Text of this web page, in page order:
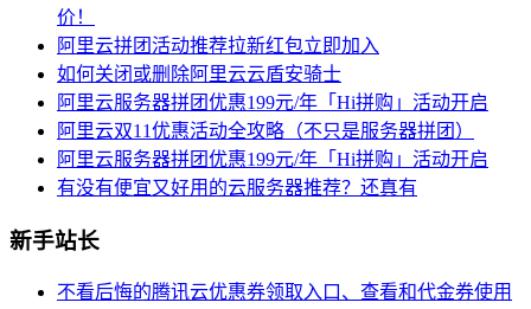
价！
阿里云拼团活动推荐拉新红包立即加入
如何关闭或删除阿里云云盾安骑士
阿里云服务器拼团优惠199元/年「Hi拼购」活动开启
阿里云双11优惠活动全攻略（不只是服务器拼团）
阿里云服务器拼团优惠199元/年「Hi拼购」活动开启
有没有便宜又好用的云服务器推荐？还真有
新手站长
不看后悔的腾讯云优惠券领取入口、查看和代金券使用